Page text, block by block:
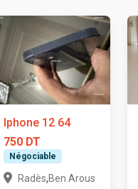
Iphone 12 64
750 DT
Négociable
Radès,Ben Arous